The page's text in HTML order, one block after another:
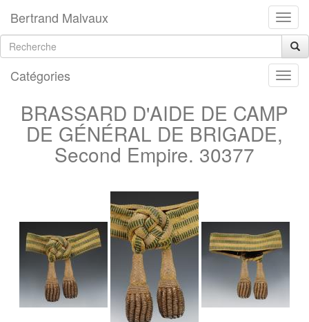
Bertrand Malvaux
Catégories
BRASSARD D'AIDE DE CAMP
DE GÉNÉRAL DE BRIGADE,
Second Empire. 30377